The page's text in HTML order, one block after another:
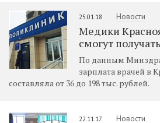
25.01.18 Новости
Медики
смогут
По данным
зарплата врачей в
составляла от 36 до 198 тыс. рублей.
22.11.17 Новости